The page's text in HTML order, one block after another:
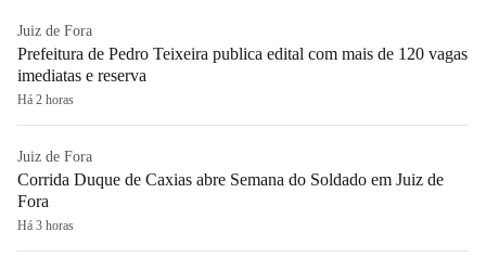
Juiz de Fora
Prefeitura de Pedro Teixeira publica edital com mais de 120 vagas
imediatas e reserva
Há 2 horas
Juiz de Fora
Corrida Duque de Caxias abre Semana do Soldado em Juiz de
Fora
Há 3 horas